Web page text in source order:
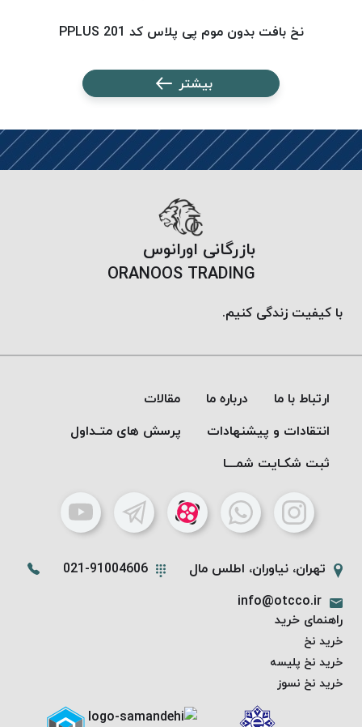
نخ
DOVE
نخ گلدوزی
نخ
نسوز
Meta-
Aramid
نخ بافت بدون موم پی پلاس کد 201 PPLUS
بیشتر
بازرگانی اورانوس
ORANOOS TRADING
با کیفیت زندگی کنیم.
ارتباط با ما درباره ما
مقالات
انتقادات و پیشنهادات
پرسش های متـداول
ثبت شکـایت شمـــا
تهران، نیاوران، اطلس مال
021-91004606
info@otcco.ir
راهنمای خرید
خرید نخ
خرید نخ پلیسه
خرید نخ نسوز